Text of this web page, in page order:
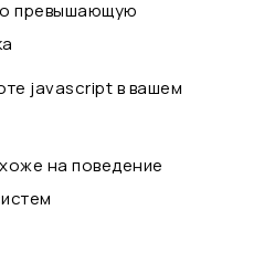
превышающую
javascript в вашем
на поведение